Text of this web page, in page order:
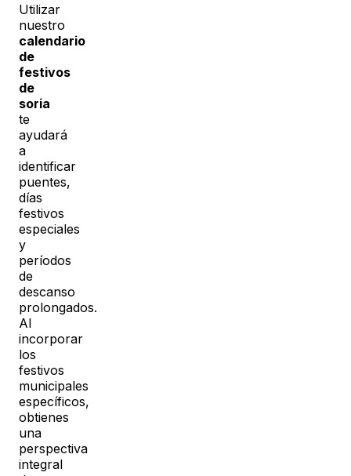
Utilizar
nuestro
calendario
de
festivos
de
soria
te
ayudará
a
identificar
puentes,
días
festivos
especiales
y
períodos
de
descanso
prolongados.
Al
incorporar
los
festivos
municipales
específicos,
obtienes
una
perspectiva
integral